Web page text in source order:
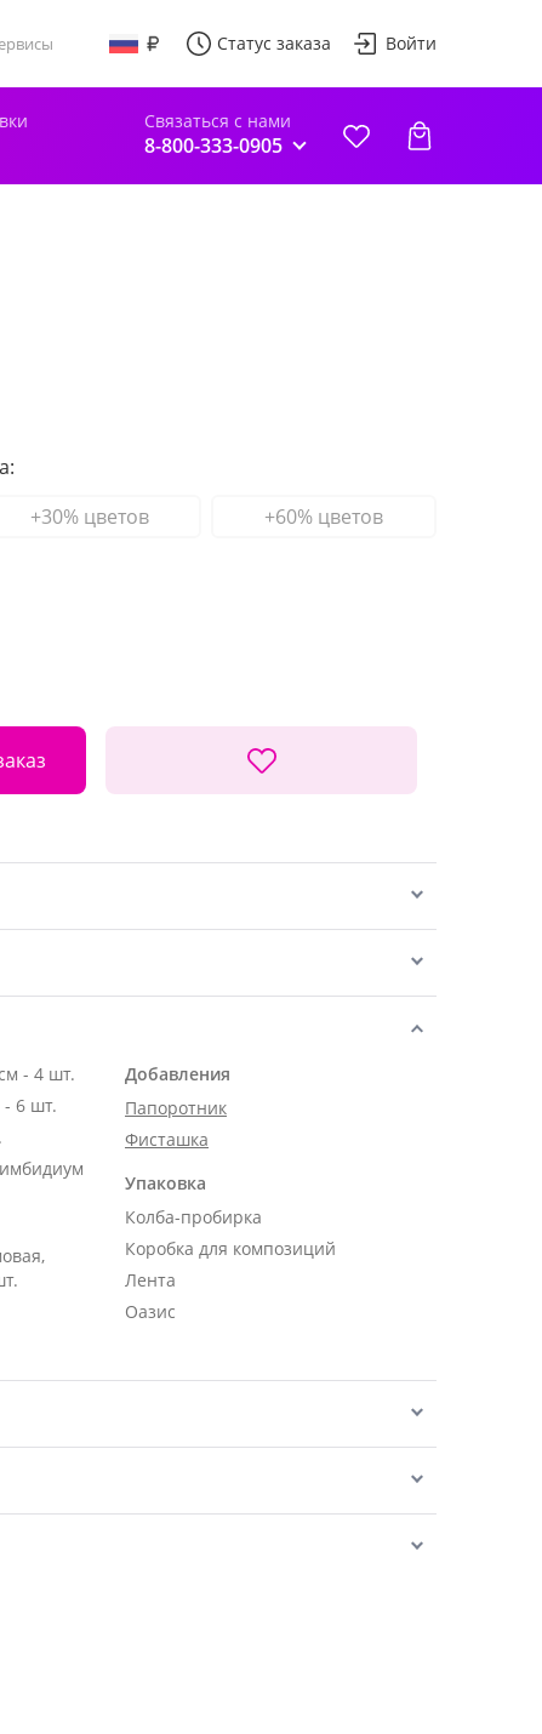
Статус заказа Войти
Связаться с нами
8-800-333-0905
+30% цветов +60% цветов
Роза Эквадор розовая 50 см - 4 шт.
- 6 шт.
Добавления
Папоротник
Фисташка
Упаковка
Колба-пробирка
Коробка для композиций
Лента
Оазис